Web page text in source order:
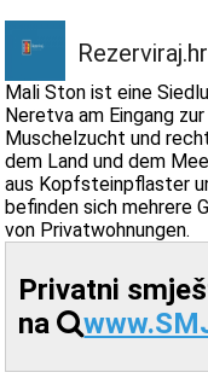
webcams
Treffen Sie Kroatien
museen
Rezerviraj.hr
Mali Ston ist eine
Neretva am Eingang
Muschelzucht und
dem Land und dem
aus Kopfsteinpflaster
befinden sich mehrere
von Privatwohnungen.
Privatni
na